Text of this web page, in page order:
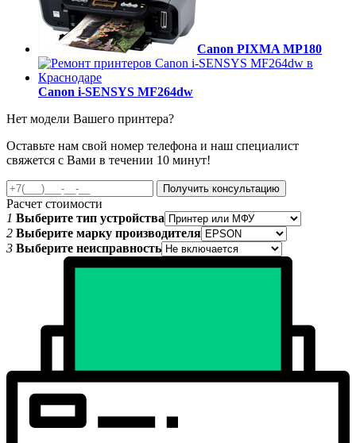
Canon PIXMA MP180
Canon i-SENSYS MF264dw
Нет модели Вашего принтера?
Оставьте нам свой номер телефона и наш специалист
свяжется с Вами в течении 10 минут!
Получить консультацию
Расчет стоимости
1 Выберите тип устройства
2 Выберите марку производителя
3 Выберите неисправность